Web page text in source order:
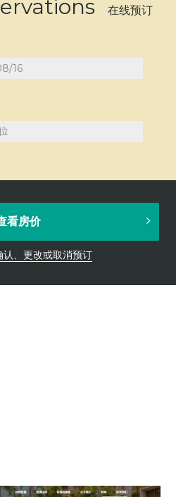
在线预订
看房价
认、更改或取消预订